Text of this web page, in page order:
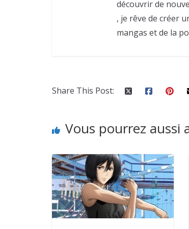
découvrir de
, je rêve de créer
mangas et de la
Share This Post:
Vous pourrez aussi